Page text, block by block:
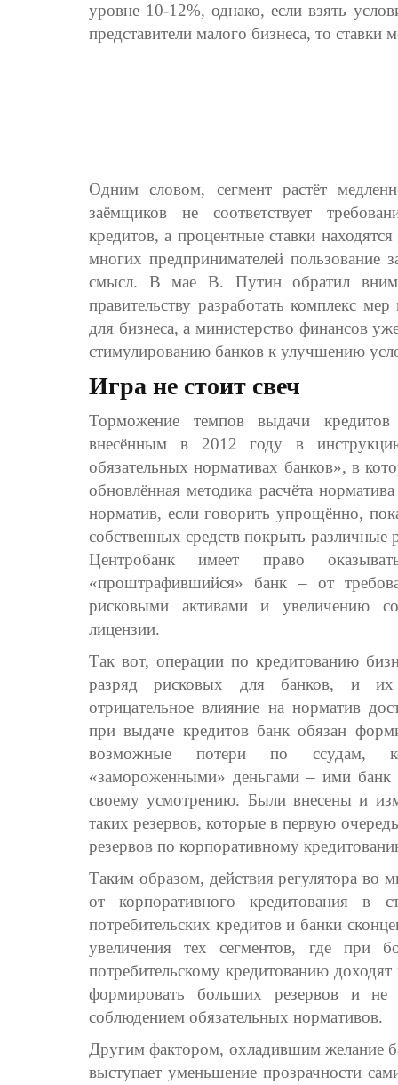
уровне 10-12%, однако, если взять
представители малого бизнеса, то
Одним словом, сегмент растёт
заёмщиков не соответствует
кредитов, а процентные ставки
многих предпринимателей пользование
смысл. В мае В. Путин обратил
правительству разработать комплекс
для бизнеса, а министерство финансов
стимулированию банков к улучшению
Игра не стоит свеч
Торможение темпов выдачи
внесённым в 2012 году в
обязательных нормативах банков», в
обновлённая методика расчёта
норматив, если говорить упрощённо,
собственных средств покрыть
Центробанк имеет право
«проштрафившийся» банк – от
рисковыми активами и увеличению
лицензии.
Так вот, операции по кредитованию
разряд рисковых для банков, и их
отрицательное влияние на норматив
при выдаче кредитов банк обязан
возможные потери по ссудам,
«замороженными» деньгами – ими банк
своему усмотрению. Были внесены и
таких резервов, которые в первую
резервов по корпоративному
Таким образом, действия регулятора во
от корпоративного кредитования в
потребительских кредитов и банки
увеличения тех сегментов, где при
потребительскому кредитованию
формировать больших резервов и не
соблюдением обязательных нормативов.
Другим фактором, охладившим желание
выступает уменьшение прозрачности